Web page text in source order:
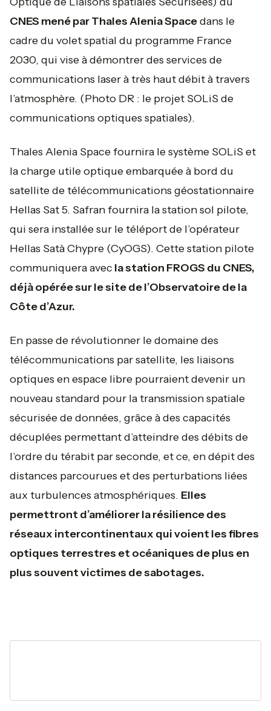
CNES mené par Thales Alenia Spacedans le
cadre du volet spatial du programme France
2030, qui vise à démontrer des services de
communications laser à très haut débit à travers
l’atmosphère. (Photo DR : le projet SOLiS de
communications optiques spatiales).
Thales Alenia Space fournira le système SOLiS et
la charge utile optique embarquée à bord du
satellite de télécommunications géostationnaire
Hellas Sat 5. Safran fournira la station sol pilote,
qui sera installée sur le téléport de l’opérateur
Hellas Satà Chypre (CyOGS). Cette station pilote
communiquera avec la station FROGS du CNES,
déjà opérée sur le site de l’Observatoire de la
Côte d’Azur.
En passe de révolutionner le domaine des
télécommunications par satellite, les liaisons
optiques en espace libre pourraient devenir un
nouveau standard pour la transmission spatiale
sécurisée de données, grâce à des capacités
décuplées permettant d’atteindre des débits de
l’ordre du térabit par seconde, et ce, en dépit des
distances parcourues et des perturbations liées
aux turbulences atmosphériques. Elles
permettront d’améliorer la résilience des
réseaux intercontinentaux qui voient les fibres
optiques terrestres et océaniques de plus en
plus souvent victimes de sabotages.